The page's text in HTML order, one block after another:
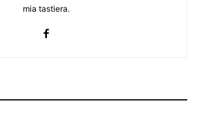
mia tastiera.